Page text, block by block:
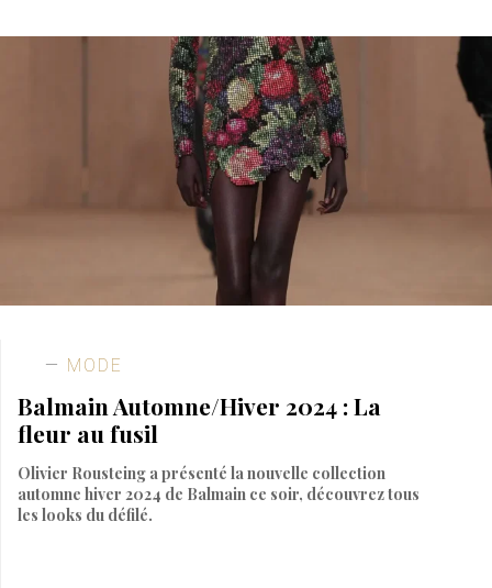
MODE
Balmain Automne/Hiver 2024 : La
fleur au fusil
Olivier Rousteing a présenté la nouvelle collection
automne hiver 2024 de Balmain ce soir, découvrez tous
les looks du défilé.